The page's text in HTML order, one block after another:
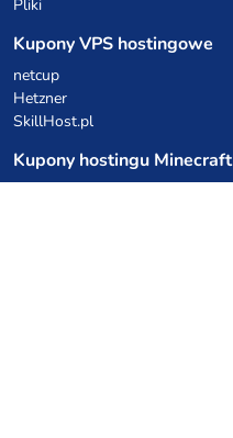
Pliki
Kupony VPS hostingowe
netcup
Hetzner
SkillHost.pl
Kupony hostingu Minecraft